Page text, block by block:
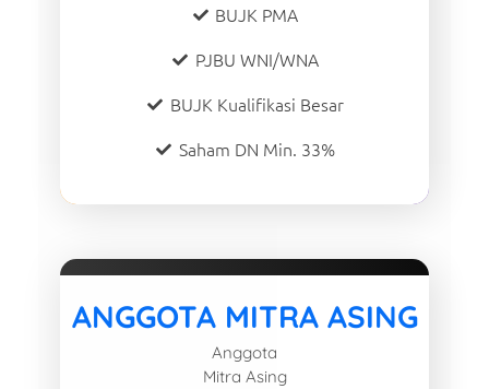
BUJK PMA
PJBU WNI/WNA
BUJK Kualifikasi Besar
Saham DN Min. 33%
ANGGOTA MITRA ASING
Anggota
Mitra Asing